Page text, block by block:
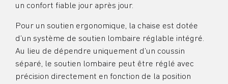
un confort fiable jour après jour.
Pour un soutien ergonomique, la chaise est dotée
d’un système de soutien lombaire réglable intégré.
Au lieu de dépendre uniquement d’un coussin
séparé, le soutien lombaire peut être réglé avec
précision directement en fonction de la position